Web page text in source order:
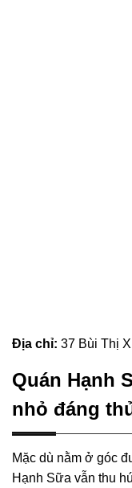
Địa chỉ: 37 Bùi Thị
Quán Hạnh
nhỏ đáng
Mặc dù nằm ở góc
Hạnh Sữa vẫn thu